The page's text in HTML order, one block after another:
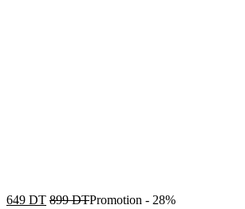
649 DT 899DTPromotion - 28%